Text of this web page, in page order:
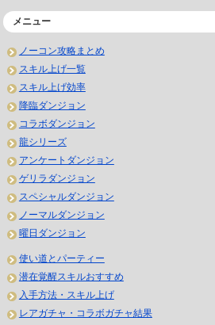
メニュー
ノーコン攻略まとめ
スキル上げ一覧
スキル上げ効率
降臨ダンジョン
コラボダンジョン
龍シリーズ
アンケートダンジョン
ゲリラダンジョン
スペシャルダンジョン
ノーマルダンジョン
曜日ダンジョン
使い道とパーティー
潜在覚醒スキルおすすめ
入手方法・スキル上げ
レアガチャ・コラボガチャ結果